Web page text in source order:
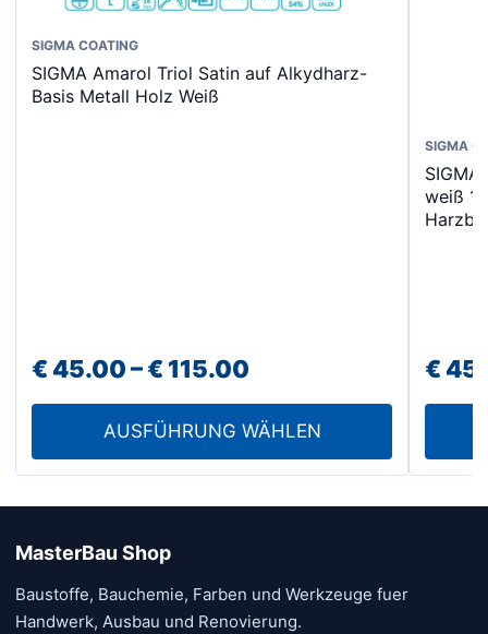
SIGMA COATING
SIGMA Amarol Triol Satin auf Alkydharz-
Basis Metall Holz Weiß
€45.00–€115.00
€ 45.00
bis
€ 115.00
AUSFÜHRUNG WÄHLEN
Dieses
Produkt
weist
Produktseite
gewählt
SIGMA
weiß
€
MasterBau Shop
Baustoffe, Bauchemie, Farben und Werkzeuge fuer
Handwerk, Ausbau und Renovierung.